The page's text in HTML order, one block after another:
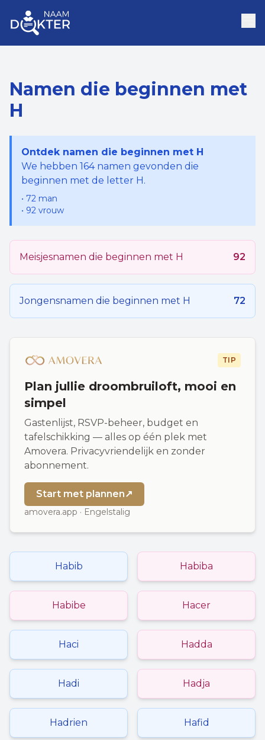
Namen die beginnen met
H
Ontdek namen die beginnen met H
We hebben 164namen gevonden die
beginnen met de letter H.
• 72 man
• 92 vrouw
Meisjesnamen die beginnen met H 92
Jongensnamen die beginnen met H 72
TIP
Plan jullie droombruiloft, mooi en
simpel
Gastenlijst, RSVP-beheer, budget en
tafelschikking — alles op één plek met
Amovera. Privacyvriendelijk en zonder
abonnement.
Start met plannen↗
amovera.app · Engelstalig
Habib Habiba
Habibe Hacer
Haci Hadda
Hadi Hadja
Hadrien Hafid